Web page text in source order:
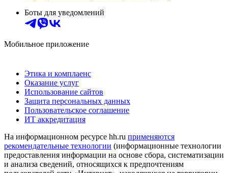
Боты для уведомлений
Мобильное приложение
Этика и комплаенс
Оказание услуг
Использование сайтов
Защита персональных данных
Пользовательское соглашение
ИТ аккредитация
На информационном ресурсе hh.ru применяются
рекомендательные технологии (информационные технологии
предоставления информации на основе сбора, систематизации
и анализа сведений, относящихся к предпочтениям